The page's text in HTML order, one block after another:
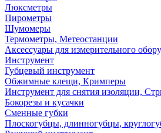
Люксметры
Пирометры
Шумомеры
Термометры, Метеостанции
Аксессуары для измерительного
Инструмент
Губцевый инструмент
Обжимные клещи, Кримперы
Инструмент для снятия изоляции,
Бокорезы и кусачки
Сменные губки
Плоскогубцы, длинногубцы,